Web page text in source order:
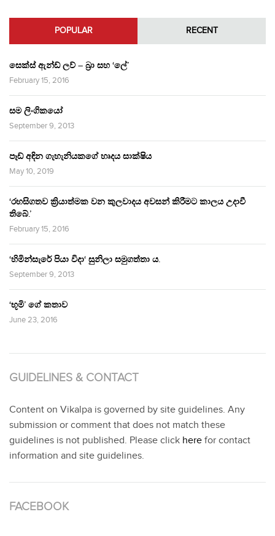
POPULAR RECENT
සෙක්ස් ඇන්ඩ් ලව් – බ්‍රා සහ ‘ලේ’
February 15, 2016
සම ලිංගිකයෝ
September 9, 2013
පෑඩ් අඳින ගැහැනියකගේ හෘදය සාක්ෂිය
May 10, 2019
‘රහසිගතව ක්‍රියාත්මක වන කුලවාදය අවසන් කිරීමට කාලය උදාවී
තිබේ.’
February 15, 2016
‘හිමින්සැරේ පියා විදා‘ සුනිලා සමුගත්තා ය.
September 9, 2013
‘භූමි’ ගේ කතාව
June 23, 2016
GUIDELINES & CONTACT
Content on Vikalpa is governed by site guidelines. Any
submission or comment that does not match these
guidelines is not published. Please click here for contact
information and site guidelines.
FACEBOOK